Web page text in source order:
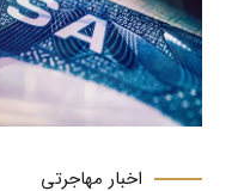
اخبار مهاجرتی